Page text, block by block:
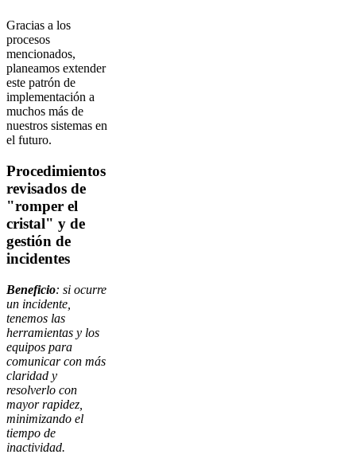
Gracias a los
procesos
mencionados,
planeamos extender
este patrón de
implementación a
muchos más de
nuestros sistemas en
el futuro.
Procedimientos
revisados de
"romper el
cristal" y de
gestión de
incidentes
Beneficio: si ocurre
un incidente,
tenemos las
herramientas y los
equipos para
comunicar con más
claridad y
resolverlo con
mayor rapidez,
minimizando el
tiempo de
inactividad.